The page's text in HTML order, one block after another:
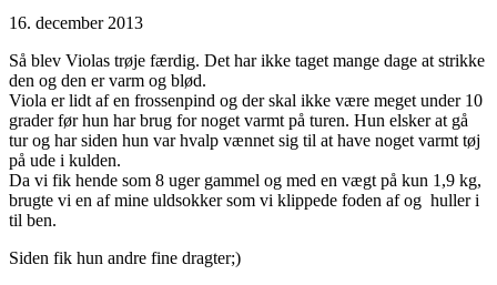
16. december 2013
Så blev Violas trøje færdig. Det har ikke taget mange dage at strikke
den og den er varm og blød.
Viola er lidt af en frossenpind og der skal ikke være meget under 10
grader før hun har brug for noget varmt på turen. Hun elsker at gå
tur og har siden hun var hvalp vænnet sig til at have noget varmt tøj
på ude i kulden.
Da vi fik hende som 8 uger gammel og med en vægt på kun 1,9 kg,
brugte vi en af mine uldsokker som vi klippede foden af og huller i
til ben.
Siden fik hun andre fine dragter;)